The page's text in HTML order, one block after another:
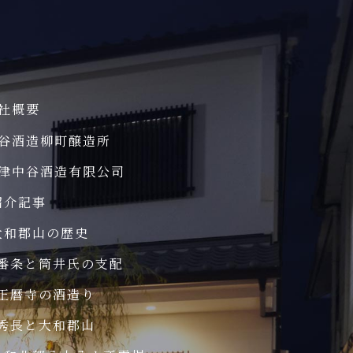
概要
酒造柳町醸造所
中谷酒造有限公司
介記事
和郡山の歴史
条と筒井氏の支配
暦寺の酒造り
長と大和郡山